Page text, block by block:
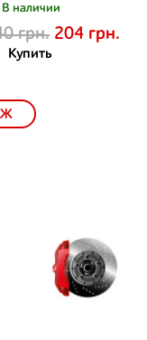
В наличии
грн. 204 грн.
Купить